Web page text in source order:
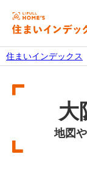
住まいインデックス
大
地図